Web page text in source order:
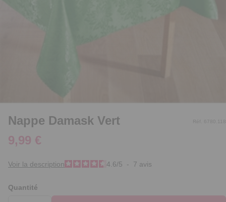
Nappe Damask Vert Réf. 6780.118
9,99 €
Voir la description 4.6/5 - 7 avis
Quantité